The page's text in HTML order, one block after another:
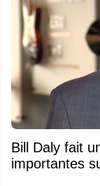
Bill Daly fait
importantes